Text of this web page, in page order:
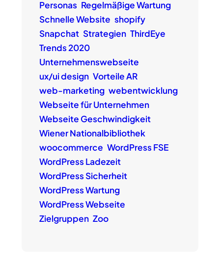
Personas Regelmäßige Wartung
Schnelle Website shopify
Snapchat Strategien ThirdEye
Trends 2020
Unternehmenswebseite
ux/ui design Vorteile AR
web-marketing webentwicklung
Webseite für Unternehmen
Webseite Geschwindigkeit
Wiener Nationalbibliothek
woocommerce WordPress FSE
WordPress Ladezeit
WordPress Sicherheit
WordPress Wartung
WordPress Webseite
Zielgruppen Zoo